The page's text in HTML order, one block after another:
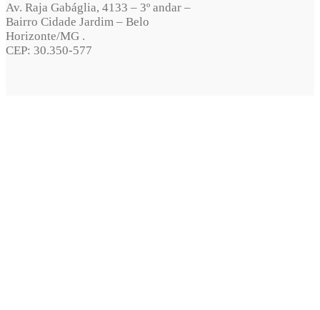
Av. Raja Gabáglia, 4133 – 3º andar –
Bairro Cidade Jardim – Belo
Horizonte/MG .
CEP: 30.350-577